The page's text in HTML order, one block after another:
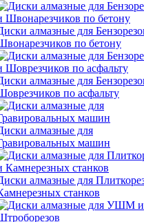
алмазные для
по бетону
алмазные для
по асфальту
алмазные для
машин
алмазные для
станков